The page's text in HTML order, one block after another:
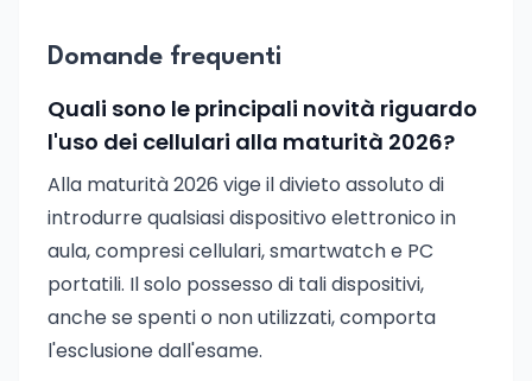
Domande frequenti
Quali sono le principali novità riguardo
l'uso dei cellulari alla maturità 2026?
Alla maturità 2026 vige il divieto assoluto di
introdurre qualsiasi dispositivo elettronico in
aula, compresi cellulari, smartwatch e PC
portatili. Il solo possesso di tali dispositivi,
anche se spenti o non utilizzati, comporta
l'esclusione dall'esame.